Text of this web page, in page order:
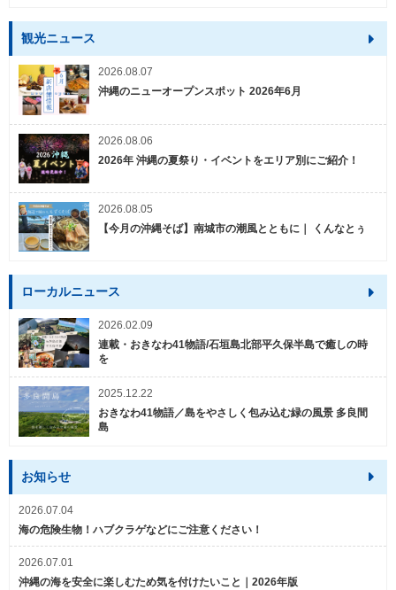
観光ニュース
2026.08.07
沖縄のニューオープンスポット 2026年6月
2026.08.06
2026年 沖縄の夏祭り・イベントをエリア別にご紹介！
2026.08.05
【今月の沖縄そば】南城市の潮風とともに｜ くんなとぅ
ローカルニュース
2026.02.09
連載・おきなわ41物語/石垣島北部平久保半島で癒しの時
を
2025.12.22
おきなわ41物語／島をやさしく包み込む緑の風景 多良間
島
お知らせ
2026.07.04
海の危険生物！ハブクラゲなどにご注意ください！
2026.07.01
沖縄の海を安全に楽しむため気を付けたいこと｜2026年版